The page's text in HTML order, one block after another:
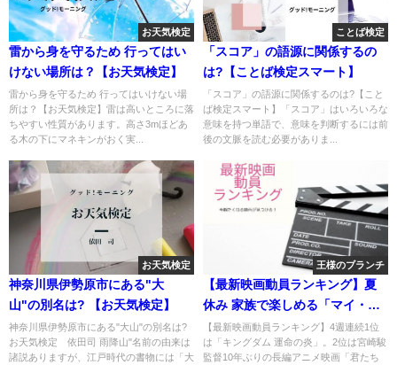
お天気検定
雷から身を守るため 行ってはい
けない場所は？【お天気検定】
雷から身を守るため 行ってはいけない場
所は？【お天気検定】雷は高いところに落
ちやすい性質があります。高さ3mほどあ
る木の下にマネキンがおく実...
ことば検定
「スコア」の語源に関係するの
は?【ことば検定スマート】
「スコア」の語源に関係するのは?【こと
ば検定スマート】「スコア」はいろいろな
意味を持つ単語で、意味を判断するには前
後の文脈を読む必要がありま...
お天気検定
神奈川県伊勢原市にある"大
山"の別名は? 【お天気検定】
神奈川県伊勢原市にある"大山"の別名は?
お天気検定 依田司 雨降山"名前の由来は
諸説ありますが、江戸時代の書物には「大
王様のブランチ
【最新映画動員ランキング】夏
休み 家族で楽しめる「マイ・エ
レメント」
【最新映画動員ランキング】4週連続1位
は「キングダム 運命の炎」。2位は宮崎駿
監督10年ぶりの長編アニメ映画「君たち